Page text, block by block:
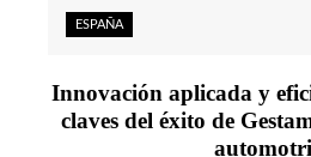
ESPAÑA
Innovación aplicada y
claves del éxito de